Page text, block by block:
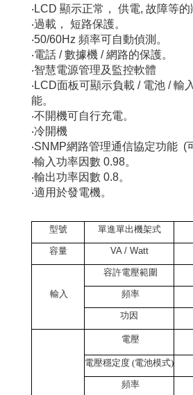
‧ LCD 顯示正常， 供電, 故障等的
‧過載，
短路保護。
‧50/60Hz 頻率可自動偵測。
‧電話 /數據機 /網路的保護。
‧智慧電源管理及監控軟體
‧ LCD面板可顯示負載 / 電池 /輸
能。
‧不開機可自行充電。
‧冷開機
‧SNMP網路管理通信協定功能 (
‧輸入功率因數 0.98。
‧輸出功率因數 0.8。
‧適用於發電機。
型號 單進單出機架式
容量 VA / Watt
輸入
容許電壓範圍
頻率
功因
電壓
電壓穩定度 (電池模式)
頻率